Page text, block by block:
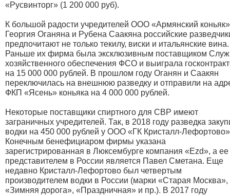
«Русвинторг» (1 200 000 руб).
К большой радости учредителей ООО «Армянский коньяк»
Георгия Оганяна и Рубена Саакяна российские
предпочитают не только текилу, виски и итальянские вина.
Раньше их фирма была эксклюзивным поставщиком
хозяйственного обеспечения ФСО и выиграла
на 15 000 000 рублей. В прошлом году Оганян и Саакян
переключилась на внешнюю разведку и отправили на
ФКП «Ясень» коньяка на 4 000 000 рублей.
Некоторые поставщики спиртного для СВР имеют
заграничных учредителей. Так, в 2018 году разведка
водки на 450 000 рублей у ООО «ГК Кристалл-
Конечным бенефициаром фирмы указана
зарегистрированная в Люксембурге компания «Ezd», а ее
представителем в России является Павел Сметана. Еще
недавно Кристалл-Лефортово был четвертым
производителем водки в России (марки «Старая Москва»,
«Зимняя дорога», «Праздничная» и пр.). В 2017 году